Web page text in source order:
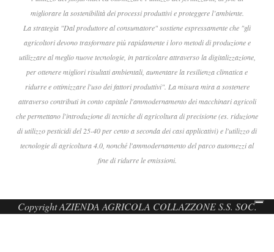
migliorare la sostenibilità dei processi produttivi e proteggere l’ambiente.
La strategia "Dal produttore al consumatore" sostiene espressamente che "gli
agricoltori devono trasformare più rapidamente i loro metodi di produzione e
utilizzare al meglio nuove tecnologie, in particolare attraverso la digitalizzazione,
per ottenere migliori risultati ambientali, aumentare la resilienza climatica e
ridurre e ottimizzare l'uso dei fattori produttivi". La misura mira a sostenere
attraverso contributi in conto capitale l'ammodernamento dei macchinari agricoli
che permettano l'introduzione di tecniche di agricoltura di precisione (es. riduzione
di utilizzo pesticidi del 25-40 per cento a seconda dei casi applicativi) e l'utilizzo di
tecnologie di agricoltura 4.0, nonché l'ammodernamento del parco automezzi al
fine di ridurre le emissioni.
Copyright AZIENDA AGRICOLA COLLAZZONE S.S. SOC.